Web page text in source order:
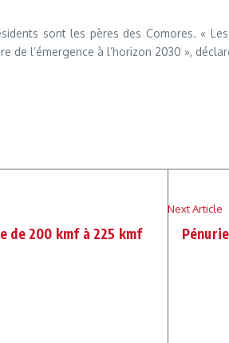
sont les pères des Comores. «
de l’émergence à l’horizon 2030 »,
de 200 kmf à 225 kmf
Next Article